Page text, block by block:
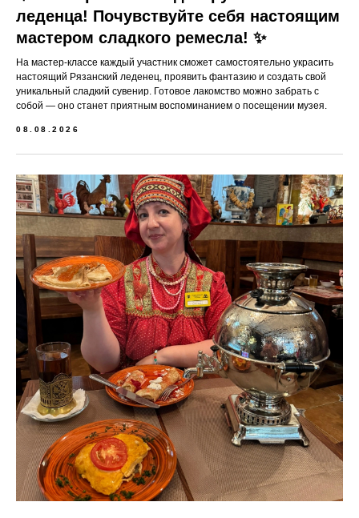
леденца! Почувствуйте себя настоящим
мастером сладкого ремесла! ✨
На мастер-классе каждый участник сможет самостоятельно украсить
настоящий Рязанский леденец, проявить фантазию и создать свой
уникальный сладкий сувенир. Готовое лакомство можно забрать с
собой — оно станет приятным воспоминанием о посещении музея.
08.08.2026